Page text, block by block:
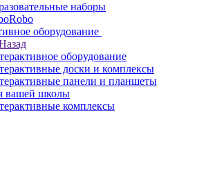
наборы
оборудование
оборудование
доски и комплексы
панели и планшеты
вашей школы
комплексы